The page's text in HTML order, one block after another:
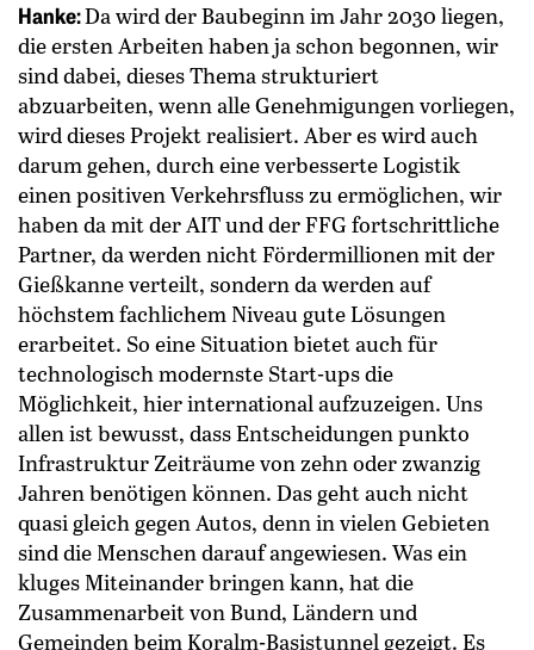
Hanke:Da wird der Baubeginn im Jahr 2030 liegen,
die ersten Arbeiten haben ja schon begonnen, wir
sind dabei, dieses Thema strukturiert
abzuarbeiten, wenn alle Genehmigungen vorliegen,
wird dieses Projekt realisiert. Aber es wird auch
darum gehen, durch eine verbesserte Logistik
einen positiven Verkehrsfluss zu ermöglichen, wir
haben da mit der AIT und der FFG fortschrittliche
Partner, da werden nicht Fördermillionen mit der
Gießkanne verteilt, sondern da werden auf
höchstem fachlichem Niveau gute Lösungen
erarbeitet. So eine Situation bietet auch für
technologisch modernste Start-ups die
Möglichkeit, hier international aufzuzeigen. Uns
allen ist bewusst, dass Entscheidungen punkto
Infrastruktur Zeiträume von zehn oder zwanzig
Jahren benötigen können. Das geht auch nicht
quasi gleich gegen Autos, denn in vielen Gebieten
sind die Menschen darauf angewiesen. Was ein
kluges Miteinander bringen kann, hat die
Zusammenarbeit von Bund, Ländern und
Gemeinden beim Koralm-Basistunnel gezeigt. Es